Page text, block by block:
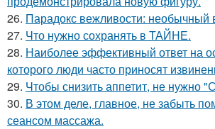
26. Парадокс вежливости: необычный
27. Что нужно сохранять в ТАЙНЕ.
28. Наиболее эффективный ответ на
которого люди часто приносят
29. Чтобы снизить аппетит, не нужно
30. В этом деле, главное, не забыть
сеансом массажа.